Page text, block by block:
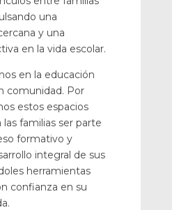
una
y una
en la vida escolar.
en la educación
comunidad. Por
estos espacios
familias ser parte
formativo y
integral de sus
herramientas
confianza en su